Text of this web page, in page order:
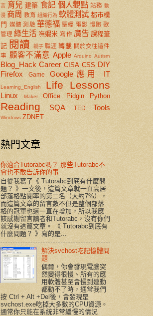
言 育兒 建築 食記 個人觀點 站務 動
漫 商周 教育 組織行為 軟體測試 都市樸
門 媒體 測驗 華德福 聖經 電影 慢跑 歌
管理 綠生活 嘸蝦米 寫作 廣告 課程筆
記 閱讀 親子 職涯 轉載 關於交往這件
事
顧客不滿意 Apple Arduino Autism
Blog_Hack Career CISA CSS DIY
Firefox
Game Google應用 IT
Learning_English Life Lessons
Linux Maker Office Pidgin Python
Reading SQA TED Tools
Windows ZDNET
熱門文章
你適合Tutorabc嗎？-那些Tutorabc不
會也不敢告訴你的事
自從我寫了《 Tutorabc到底有什麼問
題？ 》一文後，這篇文章就一直高居
部落格點閱率的第二名（大約7%），
而這篇文章的留言數不但是整個部落
格的冠軍也還一直在增加，所以我應
該感謝留言讀者和Tutorabc，沒有你們
就沒有這篇文章。 《 Tutorabc到底有
什麼問題？ 》寫的是...
解決svchost吃記憶體問
題
偶爾，你會發現電腦突
然變得很慢、所有的應
用軟體甚至會慢到連動
都動不了時，通常我們
按 Ctrl + Alt +Del後，會發現是
svchost.exe吃掉大多數的CPU資源。
通常你只能在系統非常緩慢的情況